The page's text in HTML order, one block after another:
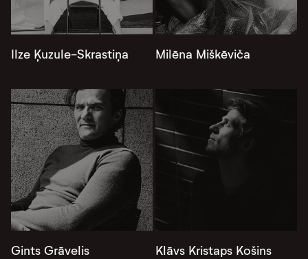
Ilze Ķuzule-Skrastiņa Milēna Miškēviča
Gints Grāvelis Klāvs Kristaps Košins